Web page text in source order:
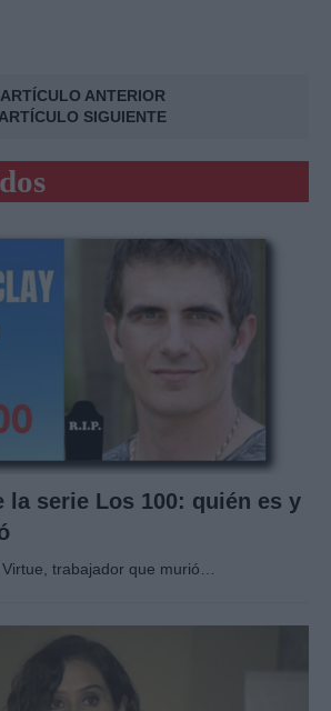
ARTÍCULO ANTERIOR
SIGUIENTE
la serie Los 100: quién es y
trabajador que murió…